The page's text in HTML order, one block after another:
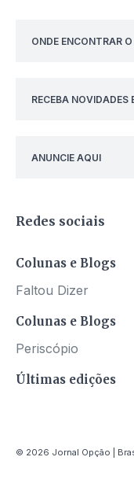
ONDE ENCONTRAR
RECEBA NOVIDADES
ANUNCIE AQUI
Redes sociais
Colunas e Blogs
Faltou Dizer
Colunas e Blogs
Periscópio
Últimas edições
© 2026 Jornal Opção |